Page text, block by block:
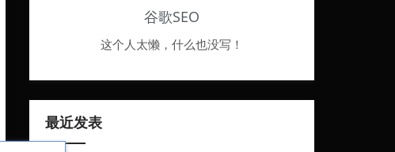
谷歌SEO
这个人太懒，什么也没写！
最近发表